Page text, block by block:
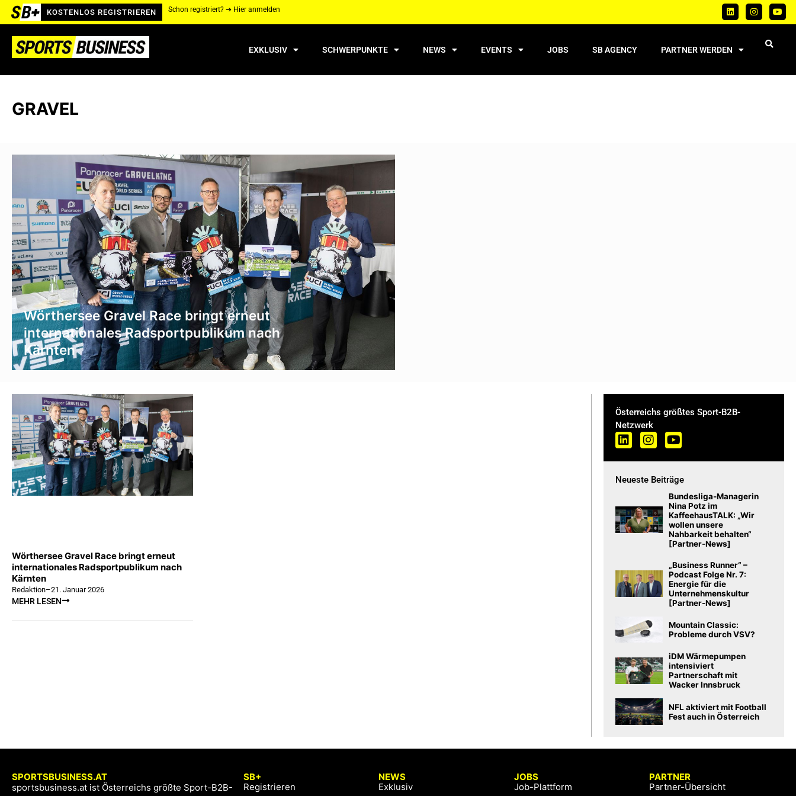
KOSTENLOS REGISTRIEREN Schon registriert? ➔ Hier anmelden
EXKLUSIV SCHWERPUNKTE NEWS EVENTS JOBS SB AGENCY PARTNER WERDEN
GRAVEL
Wörthersee Gravel Race bringt erneut
internationales Radsportpublikum nach
Kärnten
Wörthersee Gravel Race bringt erneut
internationales Radsportpublikum nach
Kärnten
Redaktion–21. Januar 2026
MEHR LESEN
Österreichs größtes Sport-B2B-
Netzwerk
Neueste Beiträge
Bundesliga-Managerin
Nina Potz im
KaffeehausTALK: „Wir
wollen unsere
Nahbarkeit behalten“
[Partner-News]
„Business Runner“ –
Podcast Folge Nr. 7:
Energie für die
Unternehmenskultur
[Partner-News]
Mountain Classic:
Probleme durch VSV?
iDM Wärmepumpen
intensiviert
Partnerschaft mit
Wacker Innsbruck
NFL aktiviert mit Football
Fest auch in Österreich
SPORTSBUSINESS.AT
sportsbusiness.at ist Österreichs größte Sport-B2B-
SB+
Registrieren
NEWS
Exklusiv
JOBS
Job-Plattform
PARTNER
Partner-Übersicht